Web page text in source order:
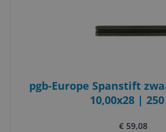
pgb-Europe Spanstift
10,00x28 |
€ 59,08